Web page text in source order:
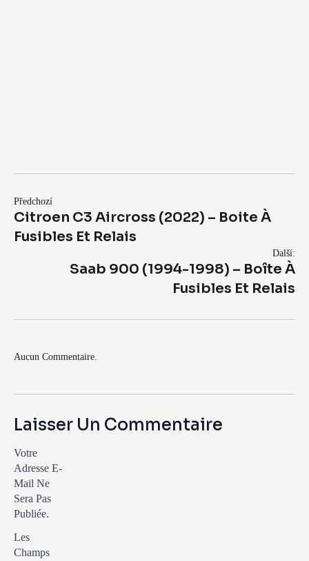
Předchozí
Citroen C3 Aircross (2022) – Boite À
Fusibles Et Relais
Další:
Saab 900 (1994-1998) – Boîte À
Fusibles Et Relais
Aucun Commentaire.
Laisser Un Commentaire
Votre
Adresse E-
Mail Ne
Sera Pas
Publiée.
Les
Champs